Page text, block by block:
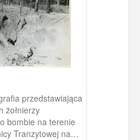
przedstawiająca
żołnierzy
bombie na terenie
Tranzytowej na